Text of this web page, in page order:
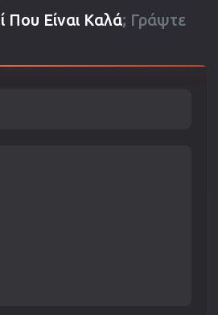
Που Είναι Καλά; Γράψτε